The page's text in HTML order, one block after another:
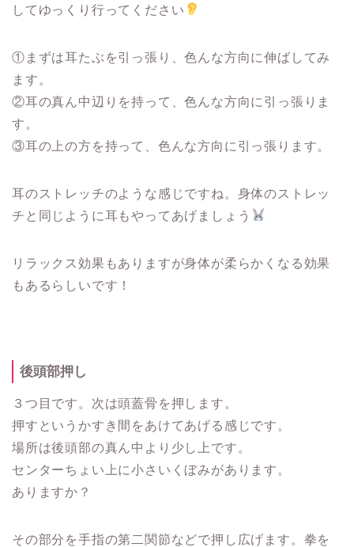
してゆっくり行ってください
①まずは耳たぶを引っ張り、色んな方向に伸ばしてみ
ます。
②耳の真ん中辺りを持って、色んな方向に引っ張りま
す。
③耳の上の方を持って、色んな方向に引っ張ります。
耳のストレッチのような感じですね。身体のストレッ
チと同じように耳もやってあげましょう
リラックス効果もありますが身体が柔らかくなる効果
もあるらしいです！
後頭部押し
３つ目です。次は頭蓋骨を押します。
押すというかすき間をあけてあげる感じです。
場所は後頭部の真ん中より少し上です。
センターちょい上に小さいくぼみがあります。
ありますか？
その部分を手指の第二関節などで押し広げます。拳を